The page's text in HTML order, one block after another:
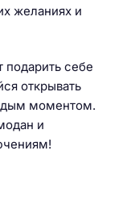
желаниях и
подарить себе
открывать
моментом.
и